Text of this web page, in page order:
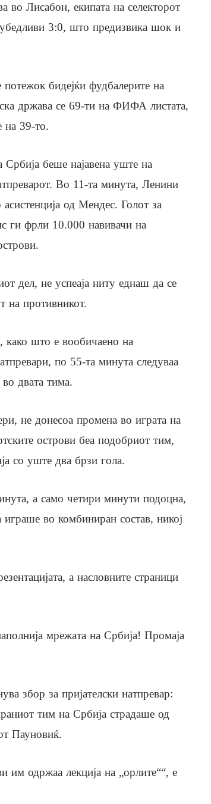
во Лисабон, екипата на селекторот
3:0, што предизвика шок и
бидејќи фудбалерите на
држава се 69-ти на ФИФА листата,
на 39-то.
Србија беше најавена уште на
Во 11-та минута, Ленини
асистенција од Мендес. Голот за
ги фрли 10.000 навивачи на
дел, не успеаја ниту еднаш да се
на противникот.
како што е вообичаено на
по 55-та минута следуваа
двата тима.
не донесоа промена во играта на
острови беа подобриот тим,
со уште два брзи гола.
а само четири минути подоцна,
во комбиниран состав, никој
а насловните страници
мрежата на Србија! Промаја
збор за пријателски натпревар:
тим на Србија страдаше од
Пауновиќ.
им одржаа лекција на „орлите““, е